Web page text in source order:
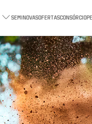
SEMINOVASOFERTASCONSÓRCIO